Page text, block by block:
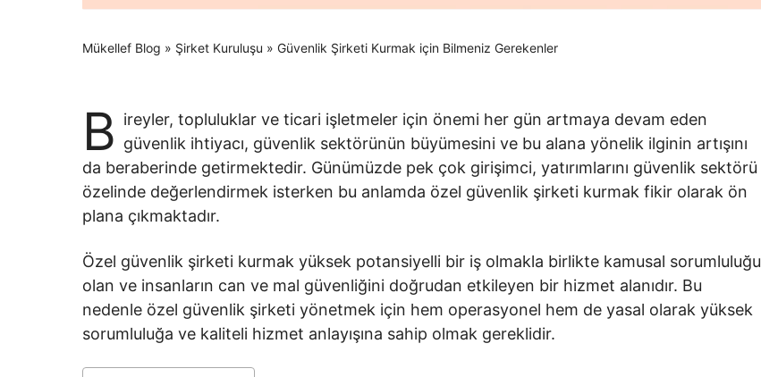
Mükellef Blog » Şirket Kuruluşu » Güvenlik Şirketi Kurmak için Bilmeniz Gerekenler
B ireyler, topluluklar ve ticari işletmeler için önemi her gün artmaya devam eden
güvenlik ihtiyacı, güvenlik sektörünün büyümesini ve bu alana yönelik ilginin artışını
da beraberinde getirmektedir. Günümüzde pek çok girişimci, yatırımlarını güvenlik sektörü
özelinde değerlendirmek isterken bu anlamda özel güvenlik şirketi kurmak fikir olarak ön
plana çıkmaktadır.
Özel güvenlik şirketi kurmak yüksek potansiyelli bir iş olmakla birlikte kamusal sorumluluğu
olan ve insanların can ve mal güvenliğini doğrudan etkileyen bir hizmet alanıdır. Bu
nedenle özel güvenlik şirketi yönetmek için hem operasyonel hem de yasal olarak yüksek
sorumluluğa ve kaliteli hizmet anlayışına sahip olmak gereklidir.